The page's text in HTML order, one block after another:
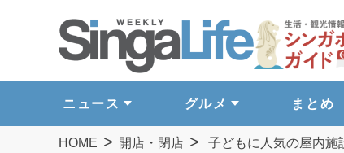
ニュース グルメ まとめ
HOME 開店・閉店 子どもに人気の屋内施